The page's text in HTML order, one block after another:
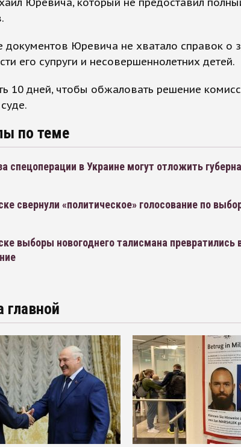
документов Юревича не хватало справок о
его супруги и несовершеннолетних детей.
10 дней, чтобы обжаловать решение
по теме
спецоперации в Украине могут отложить
свернули «политическое» голосование по
выборы новогоднего талисмана превратились
главной